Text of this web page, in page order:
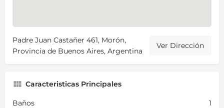
Padre Juan Castañer 461, Morón,
Provincia de Buenos Aires, Argentina
Ver Dirección
Caracteristicas Principales
Baños 1